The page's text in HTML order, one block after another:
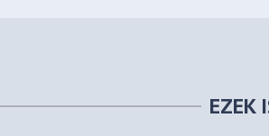
EZEK